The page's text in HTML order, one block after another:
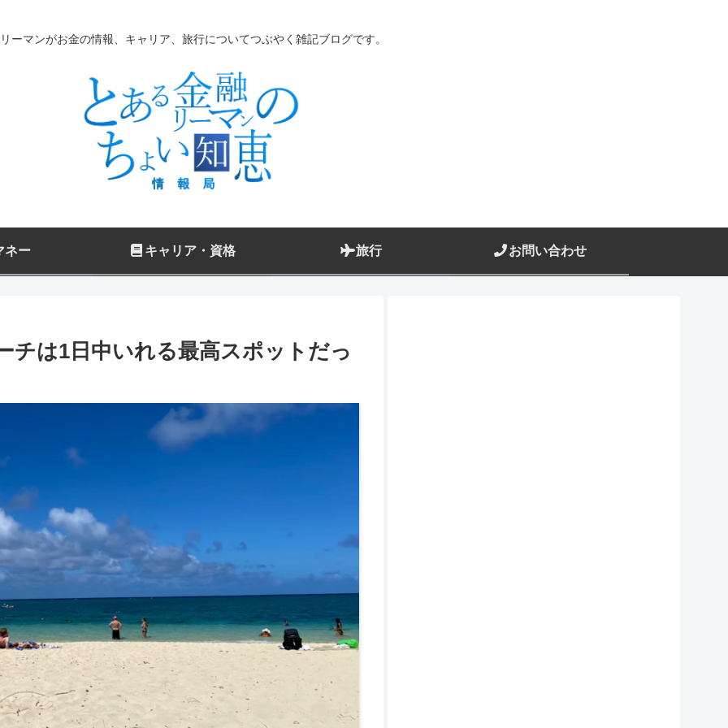
ーマンがお金の情報、キャリア、旅行についてつぶやく雑記ブログです。
ネー キャリア・資格 旅行 お問い合わせ
チは1日中いれる最高スポットだっ